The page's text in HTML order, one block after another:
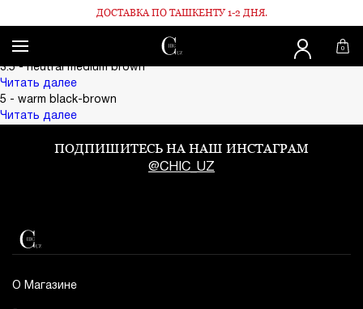
ДОСТАВКА ПО ТАШКЕНТУ 1-2 ДНЯ.
0
03 Velvet red
Поделиться:
3.5 - neutral medium brown
Читать далее
5 - warm black-brown
Читать далее
ПОДПИШИТЕСЬ НА НАШ ИНСТАГРАМ
@CHIC_UZ
О Магазине